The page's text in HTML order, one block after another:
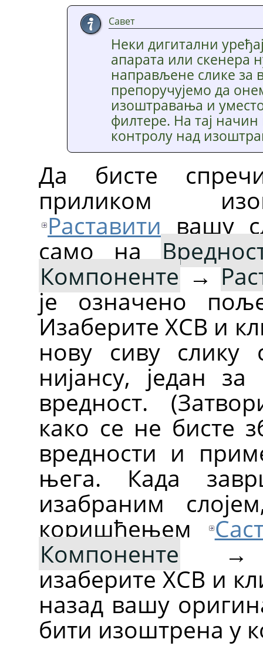
Савет
Неки дигитални
апарата или скенера
направљене слике за
препоручујемо да
изоштравања и
филтере. На тај
контролу над
Да бисте
приликом
Раставитивашу
само на
Компоненте→
је означено
Изаберите ХСВ и
нову сиву слику
нијансу, један
вредност.
како се не бисте
вредности и
њега. Када
изабраним
коришћењем
Компоненте
изаберите ХСВ и
назад вашу
бити изоштрена у